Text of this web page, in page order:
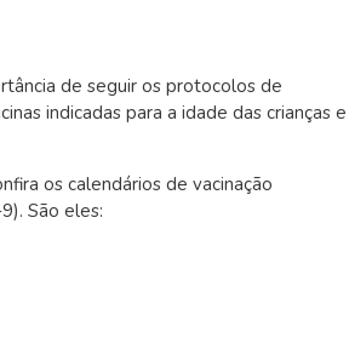
de seguir os protocolos de
indicadas para a idade das crianças e
os calendários de vacinação
. São eles: